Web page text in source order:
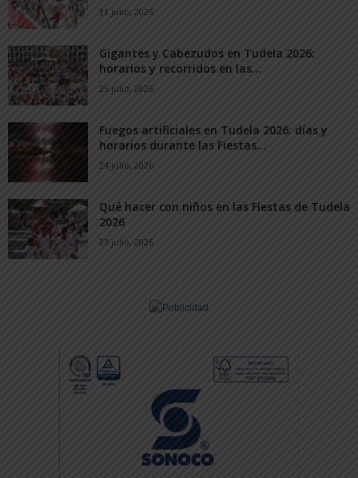
31 julio, 2026
Gigantes y Cabezudos en Tudela 2026:
horarios y recorridos en las...
25 julio, 2026
Fuegos artificiales en Tudela 2026: días y
horarios durante las Fiestas...
24 julio, 2026
Qué hacer con niños en las Fiestas de Tudela
2026
23 julio, 2026